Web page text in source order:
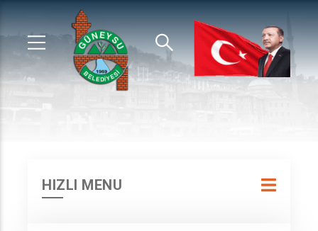
HIZLI MENU